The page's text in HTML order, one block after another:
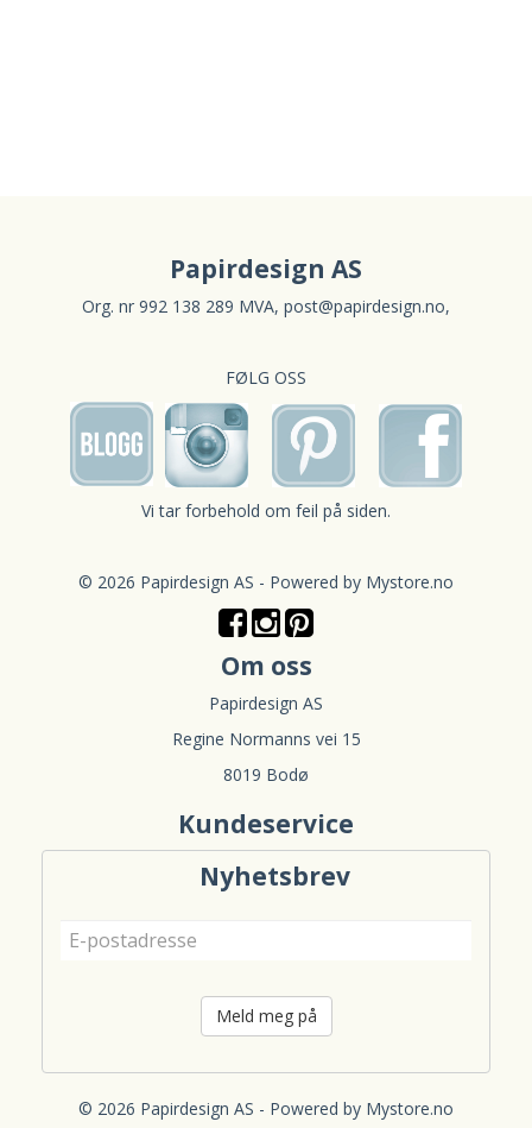
Papirdesign AS
Org. nr 992 138 289 MVA, post@papirdesign.no,
FØLG OSS
Vi tar forbehold om feil på siden.
© 2026 Papirdesign AS - Powered by Mystore.no
Om oss
Papirdesign AS
Regine Normanns vei 15
8019 Bodø
Kundeservice
Nyhetsbrev
Meld meg på
© 2026 Papirdesign AS - Powered by Mystore.no